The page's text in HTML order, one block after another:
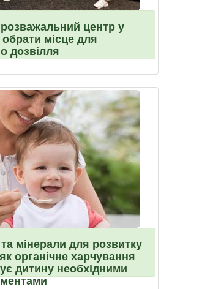
центр у
місце для
дозвілля
мінерали для розвитку
органічне харчування
дитину необхідними